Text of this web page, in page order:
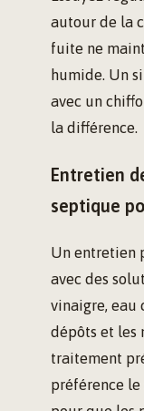
autour de la
fuite ne
humide. Un
avec un
la différence.
Entretien
septique
Un entretien
avec des
vinaigre, eau
dépôts et les
traitement
préférence le